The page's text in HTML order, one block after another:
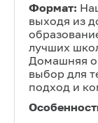
Формат:
выходя из
лучших
Домашняя
выбор для
подход и